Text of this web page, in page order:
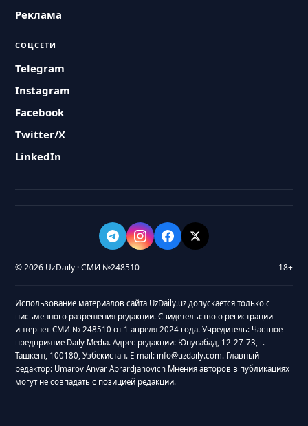
Реклама
СОЦСЕТИ
Telegram
Instagram
Facebook
Twitter/X
LinkedIn
© 2026 UzDaily · СМИ №248510 18+
Использование материалов сайта UzDaily.uz допускается только с
письменного разрешения редакции. Свидетельство о регистрации
интернет-СМИ № 248510 от 1 апреля 2024 года. Учредитель: Частное
предприятие Daily Media. Адрес редакции: Юнусабад, 12-27-73, г.
Ташкент, 100180, Узбекистан. E-mail: info@uzdaily.com. Главный
редактор: Umarov Anvar Abrardjanovich Мнения авторов в публикациях
могут не совпадать с позицией редакции.